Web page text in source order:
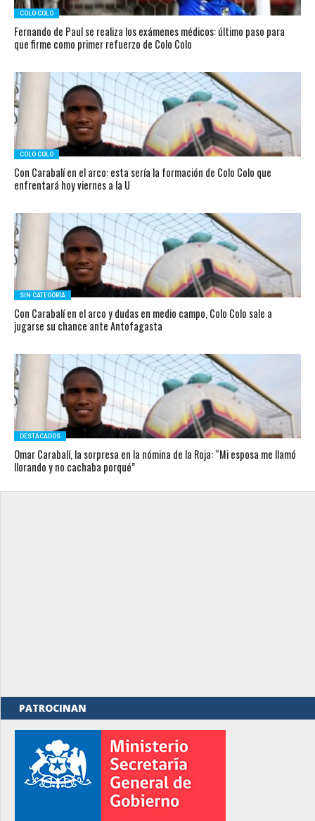
COLO COLO
Fernando de Paul se realiza los exámenes médicos: último paso para
que firme como primer refuerzo de Colo Colo
COLO COLO
Con Carabalí en el arco: esta sería la formación de Colo Colo que
enfrentará hoy viernes a la U
SIN CATEGORÍA
Con Carabalí en el arco y dudas en medio campo, Colo Colo sale a
jugarse su chance ante Antofagasta
DESTACADOS
Omar Carabalí, la sorpresa en la nómina de la Roja: “Mi esposa me llamó
llorando y no cachaba porqué”
PATROCINAN